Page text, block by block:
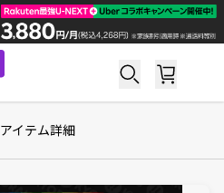
アイテム詳細